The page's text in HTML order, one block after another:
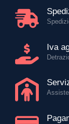
Iva